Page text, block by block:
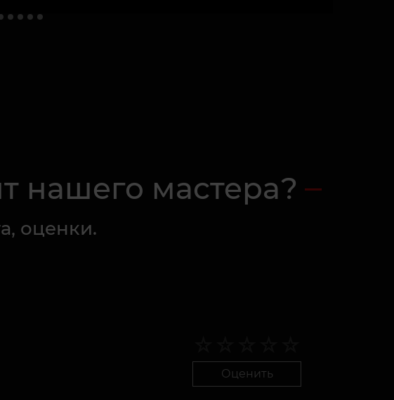
нашего мастера?
оценки.
Оценить